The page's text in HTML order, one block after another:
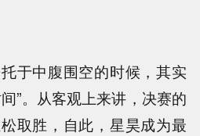
于中腹围空的时候，其实
”。从客观上来讲，决赛的
取胜，自此，星昊成为最